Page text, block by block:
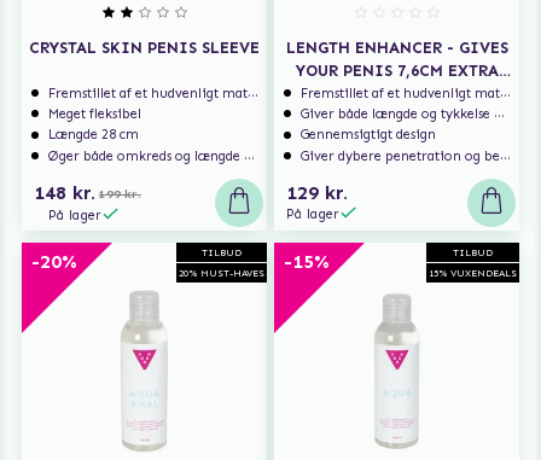
CRYSTAL SKIN PENIS SLEEVE
Fremstillet af et hudvenligt materiale
Meget fleksibel
Længde 28 cm
Øger både omkreds og længde på din penis
148 kr. 199 kr.
På lager
LENGTH ENHANCER - GIVES
YOUR PENIS 7,6CM EXTRA
LENGTH
Fremstillet af et hudvenligt materiale
Giver både længde og tykkelse – for hendes nydelse
Gennemsigtigt design
Giver dybere penetration og bedre stimulering
129 kr.
På lager
TILBUD
20% MUST-HAVES
-20%
TILBUD
15% VUXENDEALS
-15%